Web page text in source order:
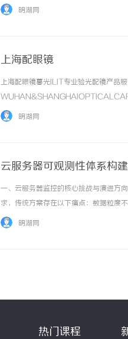
品牌，现于武汉与上海设有4家门店。
明湖网
上海配眼镜
上海配眼镜暮光ILIT专业验光配镜产品
于武汉与上海设有4家门店。以完整验
明湖网
云服务器可观测性体系
一、云服务器监控的核心挑战与演进方
求，传统方案存在以下痛点：数据粒度
内核态观察网络包处理、文件系统操作
明湖网
热门课程